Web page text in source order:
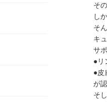
そ
し
そ
キ
サ
●リ
●皮
が
そ